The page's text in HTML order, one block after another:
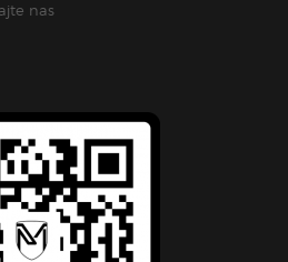
nas